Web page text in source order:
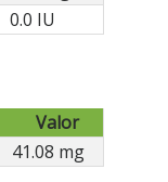
0.0 IU
Valor
41.08 mg